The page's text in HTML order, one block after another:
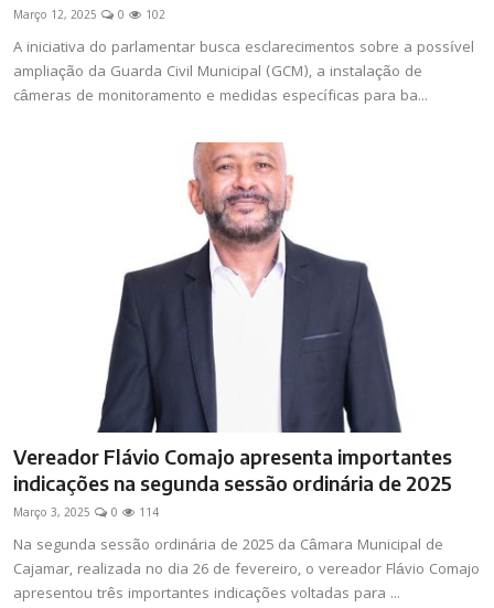
Março 12, 2025 0 102
A iniciativa do parlamentar busca esclarecimentos sobre a possível
ampliação da Guarda Civil Municipal (GCM), a instalação de
câmeras de monitoramento e medidas específicas para ba...
Vereador Flávio Comajo apresenta importantes
indicações na segunda sessão ordinária de 2025
Março 3, 2025 0 114
Na segunda sessão ordinária de 2025 da Câmara Municipal de
Cajamar, realizada no dia 26 de fevereiro, o vereador Flávio Comajo
apresentou três importantes indicações voltadas para ...